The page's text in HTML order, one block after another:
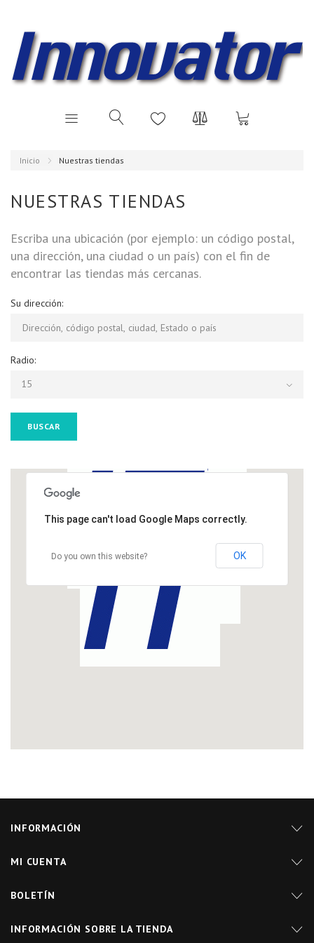
Inicio Nuestras tiendas
NUESTRAS TIENDAS
Escriba una ubicación (por ejemplo: un código postal,
una dirección, una ciudad o un país) con el fin de
encontrar las tiendas más cercanas.
Su dirección:
Radio:
15
BUSCAR
This page can't load Google Maps correctly.
Do you own this website? OK
INFORMACIÓN
MI CUENTA
BOLETÍN
INFORMACIÓN SOBRE LA TIENDA